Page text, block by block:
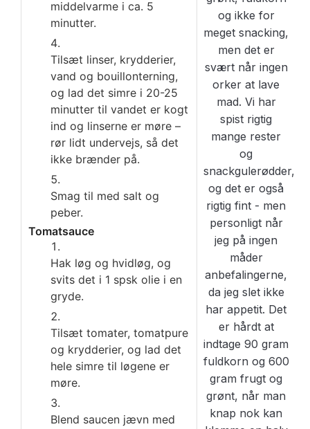
middelvarme i ca. 5
minutter.
Tilsæt linser, krydderier,
vand og bouillonterning,
og lad det simre i 20-25
minutter til vandet er kogt
ind og linserne er møre –
rør lidt undervejs, så det
ikke brænder på.
Smag til med salt og
peber.
Tomatsauce
Hak løg og hvidløg, og
svits det i 1 spsk olie i en
gryde.
Tilsæt tomater, tomatpure
og krydderier, og lad det
hele simre til løgene er
møre.
Blend saucen jævn med